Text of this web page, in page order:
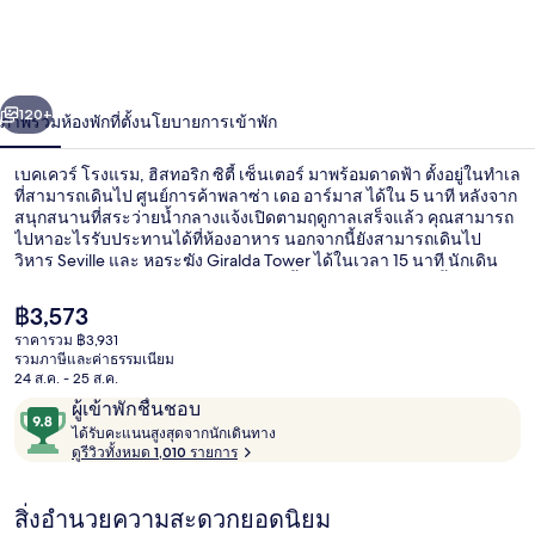
ทอ
ริก
ซิตี้
เซ็นเตอร์
า
ถัดไป
120+
ภาพรวมห้องพักที่ตั้งนโยบายการเข้าพัก
เบคเควร์ โรงแรม, ฮิสทอริก ซิตี้ เซ็นเตอร์ มาพร้อมดาดฟ้า ตั้งอยู่ในทำเล
ที่สามารถเดินไป ศูนย์การค้าพลาซ่า เดอ อาร์มาส ได้ใน 5 นาที หลังจาก
สนุกสนานที่สระว่ายน้ำกลางแจ้งเปิดตามฤดูกาลเสร็จแล้ว คุณสามารถ
ไปหาอะไรรับประทานได้ที่ห้องอาหาร นอกจากนี้ยังสามารถเดินไป
วิหาร Seville และ หอระฆัง Giralda Tower ได้ในเวลา 15 นาที นักเดิน
ขนส่งสาธารณะ: เดิน 6 นาทีถึง ป้ายรถรางพลาซานูเอวา และ 10 นาที
ถึง ป้ายรถราง Archivo de Indias
ราคา
ปัจจุบัน
฿3,573
฿3,573
ราคารวม ฿3,931
รวมภาษีและค่าธรรมเนียม
24 ส.ค. - 25 ส.ค.
รีวิว ผู้เข้าพักชื่นชอบ
9.8
จาก
10,
เข้า
ได้รับคะแนนสูงสุดจากนักเดินทาง
ค
ดูรีวิวทั้งหมด 1,010 รายการ
สิ่งอำนวยความสะดวกยอดนิยม